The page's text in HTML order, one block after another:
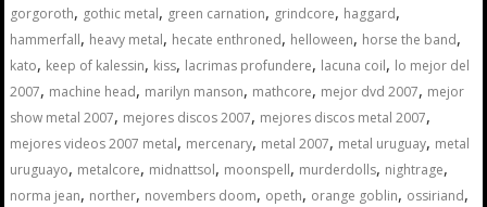
gorgoroth, gothic metal, green carnation, grindcore, haggard,
hammerfall, heavy metal, hecate enthroned, helloween, horse the band,
kato, keep of kalessin, kiss, lacrimas profundere, lacuna coil, lo mejor del
2007, machine head, marilyn manson, mathcore, mejor dvd 2007, mejor
show metal 2007, mejores discos 2007, mejores discos metal 2007,
mejores videos 2007 metal, mercenary, metal 2007, metal uruguay, metal
uruguayo, metalcore, midnattsol, moonspell, murderdolls, nightrage,
norma jean, norther, novembers doom, opeth, orange goblin, ossiriand,